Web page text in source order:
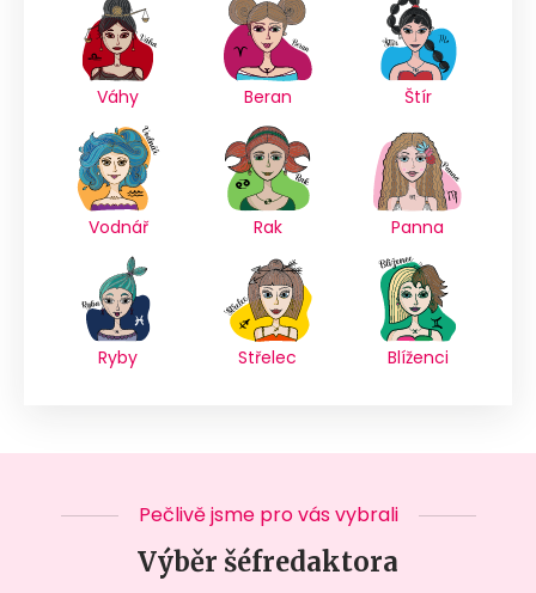
Váhy Beran Štír
Vodnář Rak Panna
Ryby Střelec Blíženci
Pečlivě jsme pro vás vybrali
Výběr šéfredaktora